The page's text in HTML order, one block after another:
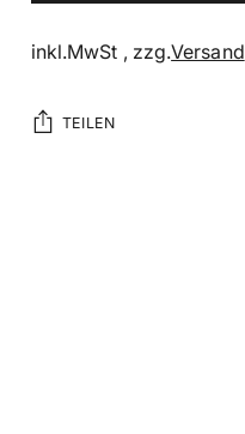
inkl.MwSt , zzg.Versand
TEILEN